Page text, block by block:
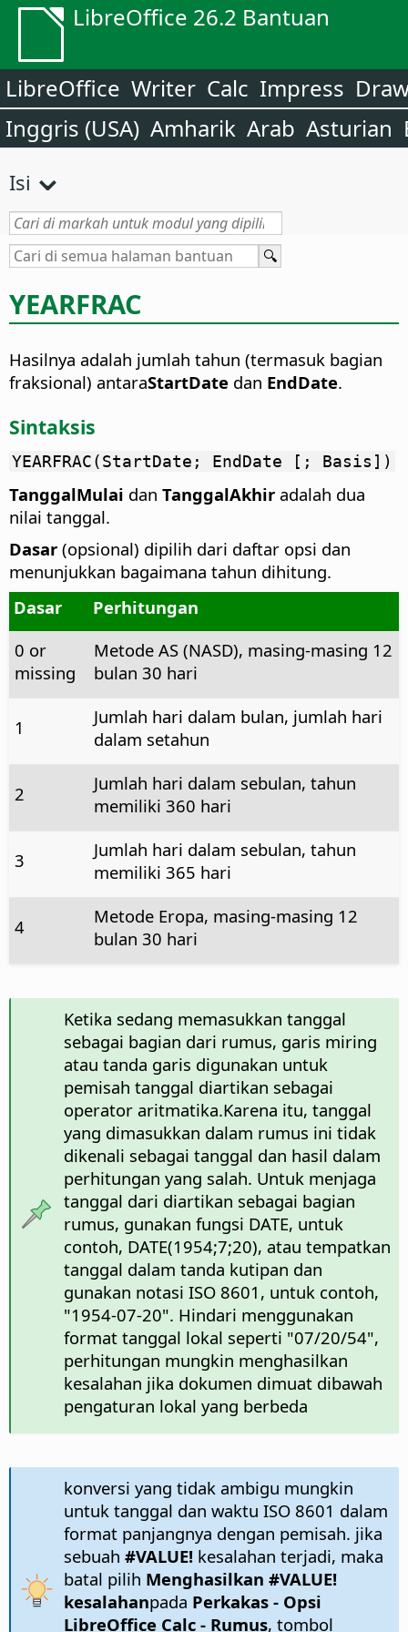
LibreOffice 26.2 Bantuan
LibreOffice Writer Calc Impress
Inggris (USA) Amharik Arab Asturian
Isi
YEARFRAC
Hasilnya adalah jumlah tahun (termasuk bagian
fraksional) antaraStartDate dan EndDate.
Sintaksis
YEARFRAC(StartDate; EndDate [; Basis])
TanggalMulai dan TanggalAkhir adalah dua
nilai tanggal.
Dasar (opsional) dipilih dari daftar opsi dan
menunjukkan bagaimana tahun dihitung.
Dasar
Perhitungan
0 or
missing
Metode AS (NASD), masing-masing 12
bulan 30 hari
1
Jumlah hari dalam bulan, jumlah hari
dalam setahun
2
Jumlah hari dalam sebulan, tahun
memiliki 360 hari
3
Jumlah hari dalam sebulan, tahun
memiliki 365 hari
4
Metode Eropa, masing-masing 12
bulan 30 hari
Ketika sedang memasukkan tanggal
sebagai bagian dari rumus, garis miring
atau tanda garis digunakan untuk
pemisah tanggal diartikan sebagai
operator aritmatika.Karena itu, tanggal
yang dimasukkan dalam rumus ini tidak
dikenali sebagai tanggal dan hasil dalam
perhitungan yang salah. Untuk menjaga
tanggal dari diartikan sebagai bagian
rumus, gunakan fungsi DATE, untuk
contoh, DATE(1954;7;20), atau tempatkan
tanggal dalam tanda kutipan dan
gunakan notasi ISO 8601, untuk contoh,
"1954-07-20". Hindari menggunakan
format tanggal lokal seperti "07/20/54",
perhitungan mungkin menghasilkan
kesalahan jika dokumen dimuat dibawah
pengaturan lokal yang berbeda
konversi yang tidak ambigu mungkin
untuk tanggal dan waktu ISO 8601 dalam
format panjangnya dengan pemisah. jika
sebuah #VALUE!kesalahan terjadi, maka
batal pilih Menghasilkan #VALUE!
kesalahanpada Perkakas - Opsi
LibreOffice Calc - Rumus, tombol